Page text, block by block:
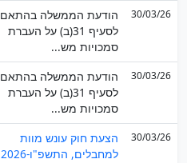
30/03/26
הודעת הממשלה בהתאם
לסעיף 31(ב) על העברת
סמכויות מש...
30/03/26
הודעת הממשלה בהתאם
לסעיף 31(ב) על העברת
סמכויות מש...
30/03/26
הצעת חוק עונש מוות
למחבלים, התשפ"ו-2026